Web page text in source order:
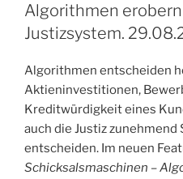
12.09.2017,
WDR
3/1LIVE“
Algorithmen erobern
Justizsystem.
Algorithmen entscheiden
Aktieninvestitionen,
Kreditwürdigkeit eines
auch die Justiz
entscheiden. Im neuen
Schicksalsmaschinen –